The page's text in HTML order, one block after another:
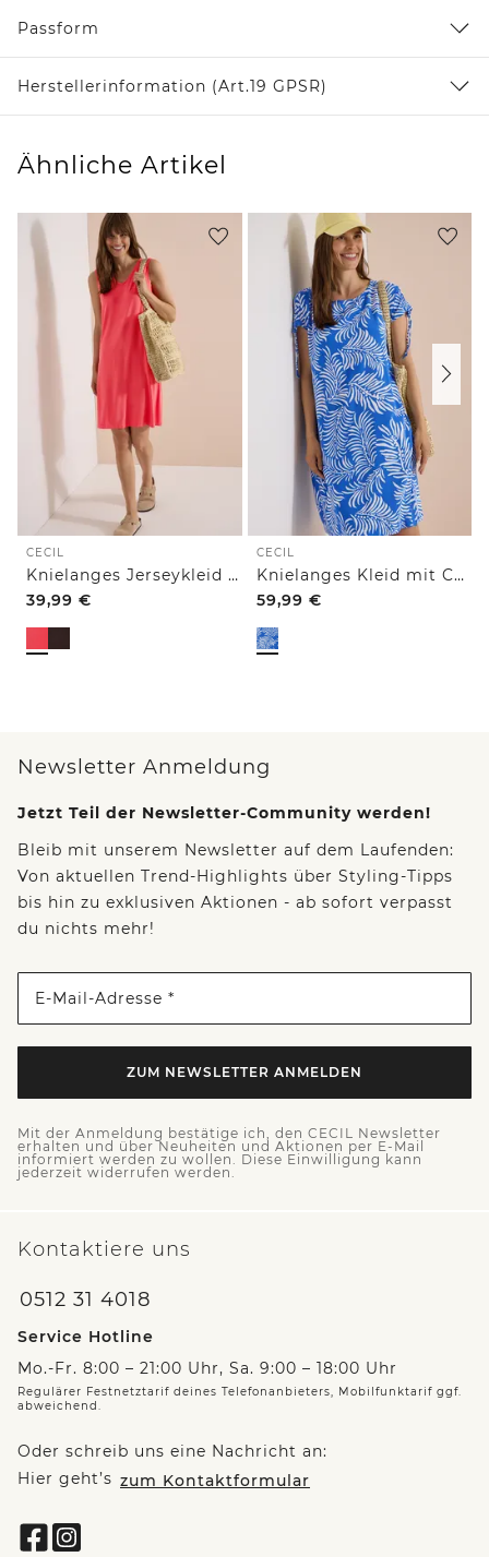
Passform
Herstellerinformation (Art.19 GPSR)
Ähnliche Artikel
CECIL
Knielanges Jerseykleid mit V-Neck
39,99 €
CECIL
Knielanges Kleid mit Capsleeves
59,99 €
Newsletter Anmeldung
Jetzt Teil der Newsletter-Community werden!
Bleib mit unserem Newsletter auf dem Laufenden:
Von aktuellen Trend-Highlights über Styling-Tipps
bis hin zu exklusiven Aktionen - ab sofort verpasst
du nichts mehr!
E-Mail-Adresse *
ZUM NEWSLETTER ANMELDEN
Mit der Anmeldung bestätige ich, den CECIL Newsletter
erhalten und über Neuheiten und Aktionen per E-Mail
informiert werden zu wollen. Diese Einwilligung kann
jederzeit widerrufen werden.
Kontaktiere uns
0512 31 4018
Service Hotline
Mo.-Fr. 8:00 – 21:00 Uhr, Sa. 9:00 – 18:00 Uhr
Regulärer Festnetztarif deines Telefonanbieters, Mobilfunktarif ggf.
abweichend.
Oder schreib uns eine Nachricht an:
Hier geht’s zum Kontaktformular